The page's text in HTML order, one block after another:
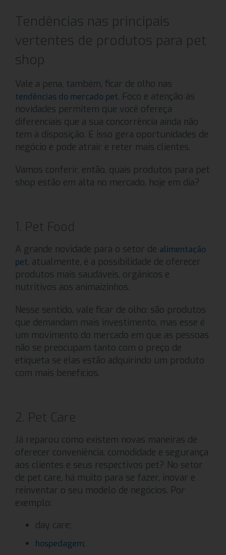
Tendências nas principais
vertentes de produtos para pet
shop
Vale a pena, também, ficar de olho nas
tendências do mercado pet. Foco e atenção às
novidades permitem que você ofereça
diferenciais que a sua concorrência ainda não
tem à disposição. E isso gera oportunidades de
negócio e pode atrair e reter mais clientes.
Vamos conferir, então, quais produtos para pet
shop estão em alta no mercado, hoje em dia?
1. Pet Food
A grande novidade para o setor de alimentação
pet, atualmente, é a possibilidade de oferecer
produtos mais saudáveis, orgânicos e
nutritivos aos animaizinhos.
Nesse sentido, vale ficar de olho: são produtos
que demandam mais investimento, mas esse é
um movimento do mercado em que as pessoas
não se preocupam tanto com o preço de
etiqueta se elas estão adquirindo um produto
com mais benefícios.
2. Pet Care
Já reparou como existem novas maneiras de
oferecer conveniência, comodidade e segurança
aos clientes e seus respectivos pet? No setor
de pet care, há muito para se fazer, inovar e
reinventar o seu modelo de negócios. Por
exemplo:
day care;
hospedagem;